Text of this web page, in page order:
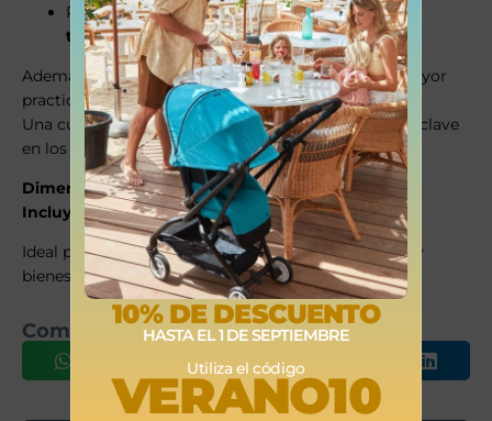
Promueve undescanso más prolongado y
tranquilo
Además, viene equipada contextil incluidopara mayor
practicidad y confort desde el primer día.
Una cuna pensada para acompañar cada momento clave
en los primeros meses de vida.
Dimensiones:90 x 50 cm
Incluye
Ropa de cama textil
Ideal para padres que buscan funcionalidad, diseño y
bienestar en una sola elección.
Comparte este producto
10% DE DESCUENTO
HASTA EL 1 DE SEPTIEMBRE
Utiliza el código
VERANO10